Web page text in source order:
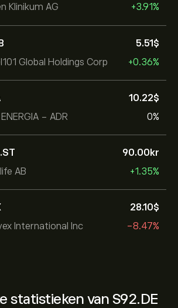
Klinikum AG
+3.91%
Global Holdings Corp
5.51‎$‎
+0.36%
- ADR
10.22‎$‎
0%
AB
90.00‎kr‎
+1.35%
International Inc
28.10‎$‎
-8.47%
statistieken van S92.DE